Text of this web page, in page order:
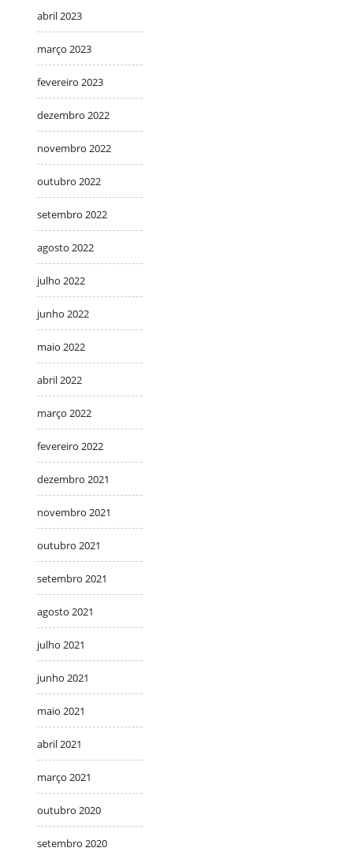
abril 2023
março 2023
fevereiro 2023
dezembro 2022
novembro 2022
outubro 2022
setembro 2022
agosto 2022
julho 2022
junho 2022
maio 2022
abril 2022
março 2022
fevereiro 2022
dezembro 2021
novembro 2021
outubro 2021
setembro 2021
agosto 2021
julho 2021
junho 2021
maio 2021
abril 2021
março 2021
outubro 2020
setembro 2020